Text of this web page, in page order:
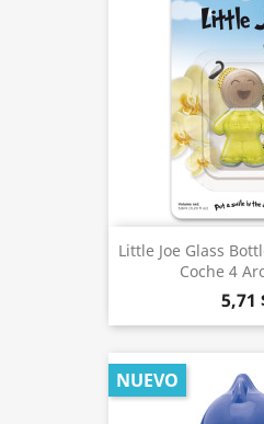
Little Joe Glass
Coche 4
5,71
NUEVO